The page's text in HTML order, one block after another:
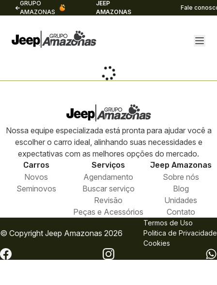
GRUPO
AMAZONAS
JEEP
AMAZONAS
Fale
Nossa equipe especializada está pronta para ajudar você a
escolher o carro ideal, alinhando suas necessidades e
expectativas com as melhores opções do mercado.
Carros
Novos
Seminovos
Serviços
Agendamento
Buscar serviço
Revisão
Peças e Acessórios
Jeep Amazonas
Sobre nós
Blog
Unidades
Contato
© Copyright Jeep Amazonas 2026
Termos de Uso
Politica de Privacidade
Cookies